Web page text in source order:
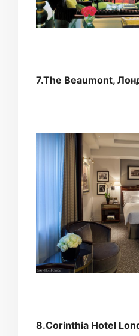
7.The Beaumont,
8.Corinthia Hotel